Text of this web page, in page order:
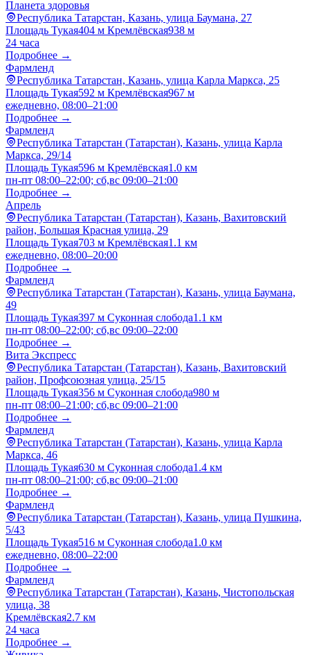
Планета здоровья
Республика Татарстан, Казань, улица Баумана, 27
Площадь Тукая404 м Кремлёвская938 м
24 часа
Подробнее →
Фармленд
Республика Татарстан, Казань, улица Карла Маркса, 25
Площадь Тукая592 м Кремлёвская967 м
ежедневно, 08:00–21:00
Подробнее →
Фармленд
Республика Татарстан (Татарстан), Казань, улица Карла
Маркса, 29/14
Площадь Тукая596 м Кремлёвская1.0 км
пн-пт 08:00–22:00; сб,вс 09:00–21:00
Подробнее →
Апрель
Республика Татарстан (Татарстан), Казань, Вахитовский
район, Большая Красная улица, 29
Площадь Тукая703 м Кремлёвская1.1 км
ежедневно, 08:00–20:00
Подробнее →
Фармленд
Республика Татарстан (Татарстан), Казань, улица Баумана,
49
Площадь Тукая397 м Суконная слобода1.1 км
пн-пт 08:00–22:00; сб,вс 09:00–22:00
Подробнее →
Вита Экспресс
Республика Татарстан (Татарстан), Казань, Вахитовский
район, Профсоюзная улица, 25/15
Площадь Тукая356 м Суконная слобода980 м
пн-пт 08:00–21:00; сб,вс 09:00–21:00
Подробнее →
Фармленд
Республика Татарстан (Татарстан), Казань, улица Карла
Маркса, 46
Площадь Тукая630 м Суконная слобода1.4 км
пн-пт 08:00–21:00; сб,вс 09:00–21:00
Подробнее →
Фармленд
Республика Татарстан (Татарстан), Казань, улица Пушкина,
5/43
Площадь Тукая516 м Суконная слобода1.0 км
ежедневно, 08:00–22:00
Подробнее →
Фармленд
Республика Татарстан (Татарстан), Казань, Чистопольская
улица, 38
Кремлёвская2.7 км
24 часа
Подробнее →